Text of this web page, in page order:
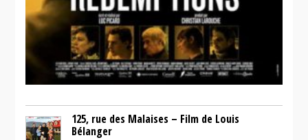
125, rue des Malaises – Film de Louis
Bélanger